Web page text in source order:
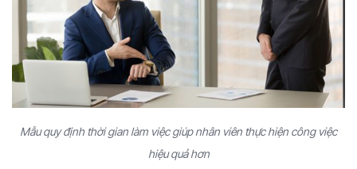
Mẫu quy định thời gian làm việc giúp nhân viên thực hiện công việc
hiệu quả hơn